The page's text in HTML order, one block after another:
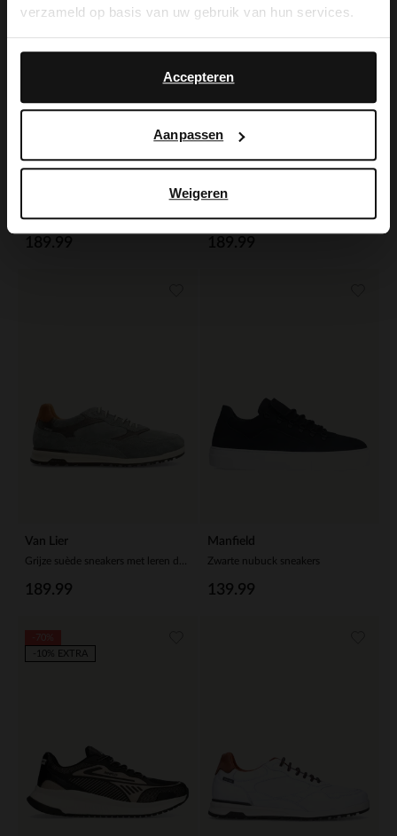
verzameld op basis van uw gebruik van hun services.
Accepteren
Aanpassen
Weigeren
189.99
Van Lier
Van Lier
189.99
Manfield
Zwarte nubuck sneakers
139.99
-10% EXTRA
English